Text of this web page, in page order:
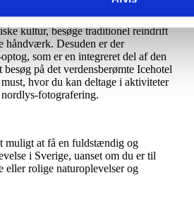
og der er mange lokale festivaler,
i. I byer som Kiruna kan du
kultur, besøge traditionel reindrift
håndværk. Desuden er der
som er en integreret del af den
på det verdensberømte Icehotel
hvor du kan deltage i aktiviteter
fotografering​.
muligt at få en fuldstændig og
i Sverige, uanset om du er til
eller rolige naturoplevelser og